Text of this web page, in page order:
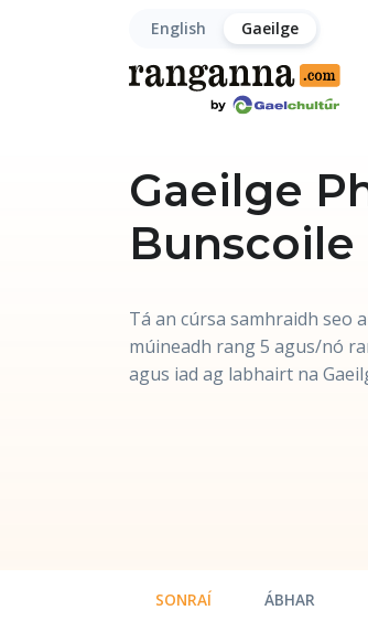
English Gaeilge
Gaeilge
Bunscoile
Tá an cúrsa samhraidh seo
múineadh rang 5 agus/nó
agus iad ag labhairt na
SONRAÍ ÁBHAR